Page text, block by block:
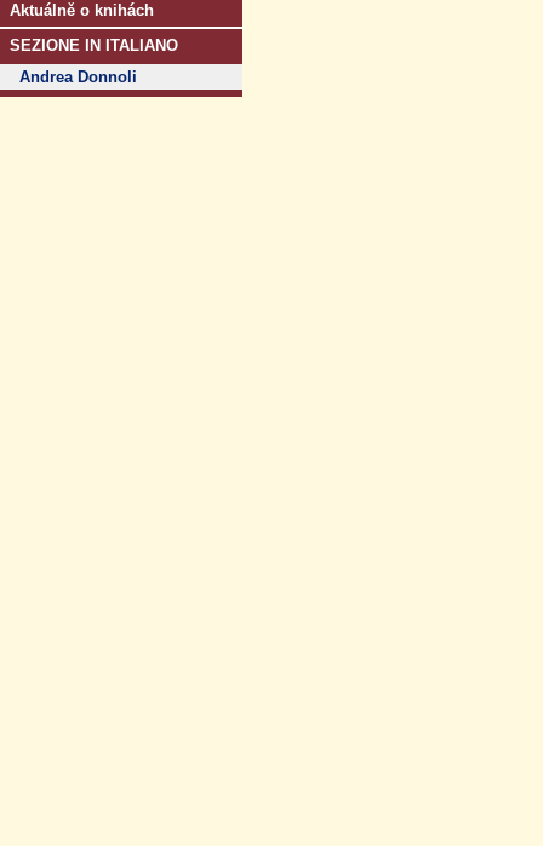
Aktuálně o knihách
SEZIONE IN ITALIANO
Andrea Donnoli